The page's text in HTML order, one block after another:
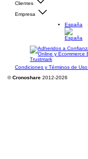
Clientes
Empresa
España
Condiciones y Términos de Uso
©Cronoshare 2012-2026